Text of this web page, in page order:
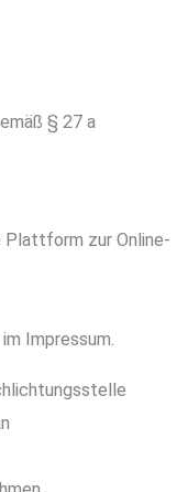
§ 27 a
Plattform zur Online-
Impressum.